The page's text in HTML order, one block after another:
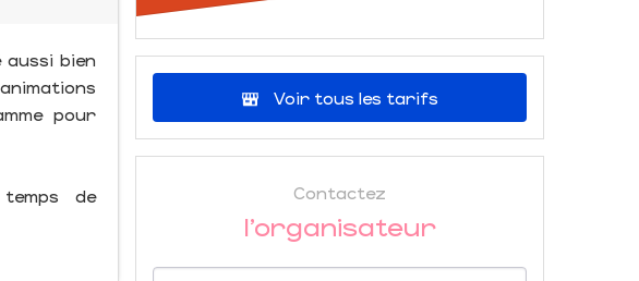
aussi bien
pour
de
Voir tous les tarifs
Contactez
l'organisateur